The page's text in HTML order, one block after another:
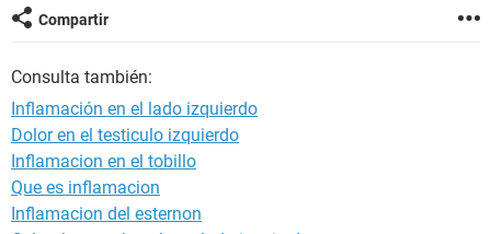
Compartir
Consulta también:
Inflamación en el lado izquierdo
Dolor en el testiculo izquierdo
Inflamacion en el tobillo
Que es inflamacion
Inflamacion del esternon